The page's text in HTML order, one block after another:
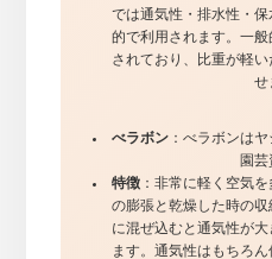
では通気性・排水性・
的で利用されます。一
されており、比重が軽
せ
べラボン ：べラボンは
園芸
特徴 ：非常に軽く空気
の膨張と乾燥した時の
に混ぜ込むと通気性が
ます。通気性はもちろ